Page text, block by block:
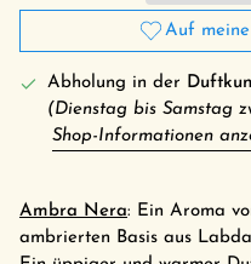
Auf meine
Abholung in der
(Dienstag bis Samstag
Shop-Informationen
Ambra Nera: Ein Aroma
ambrierten Basis aus